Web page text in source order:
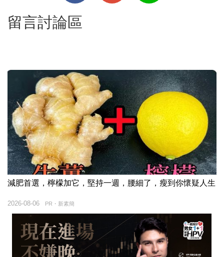
留言討論區
減肥首選，檸檬加它，堅持一週，腰細了，瘦到你懷疑人生
PR・新素簡
2026-08-06